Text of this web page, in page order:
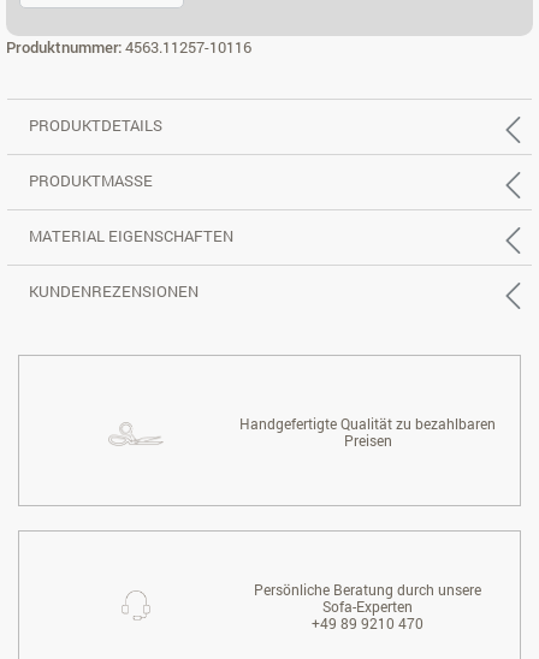
Produktnummer:4563.11257-10116
PRODUKTDETAILS
PRODUKTMASSE
MATERIAL EIGENSCHAFTEN
KUNDENREZENSIONEN
Handgefertigte Qualität zu bezahlbaren
Preisen
Persönliche Beratung durch unsere
Sofa-Experten
+49 89 9210 470